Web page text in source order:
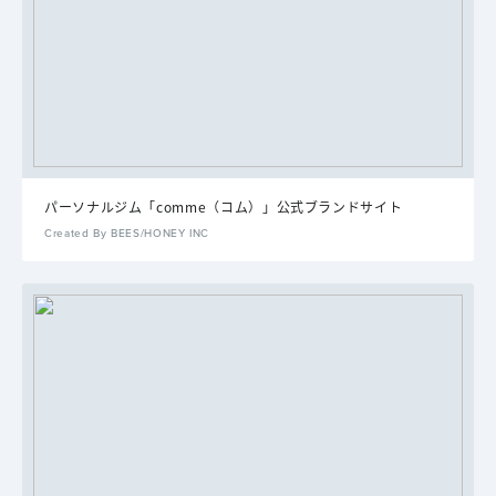
パーソナルジム「comme（コム）」公式ブランドサイト
Created By BEES/HONEY INC